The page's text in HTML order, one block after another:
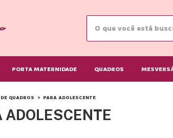
PORTA MATERNIDADE QUADROS
QUADROS > PARA ADOLESCENTE
ADOLESCENTE